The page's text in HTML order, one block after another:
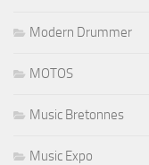
Modern Drummer
MOTOS
Music Bretonnes
Music Expo